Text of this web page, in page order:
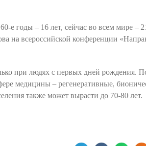
е годы – 16 лет, сейчас во всем мире –
на всероссийской конференции
при людях с первых дней рождения.
медицины – регенеративные,
также может вырасти до 70-80 лет.